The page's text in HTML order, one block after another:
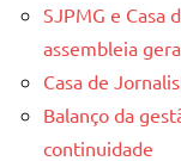
SJPMG e Casa
assembleia
Casa de
Balanço da
continuidade